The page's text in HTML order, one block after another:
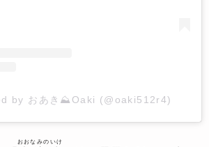
by おあき⛰Oaki (@oaki512r4)
おおなみのいけ